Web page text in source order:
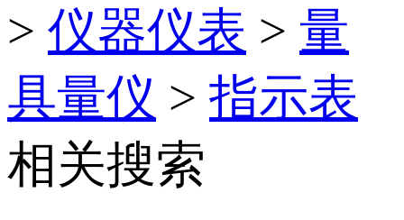
> 仪器仪表 > 量
具量仪 > 指示表
相关搜索